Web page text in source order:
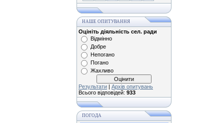
НАШЕ ОПИТУВАННЯ
Оцініть діяльність сел. ради
Відмінно
Добре
Непогано
Погано
Жахливо
Результати | Архів опитувань
Всього відповідей: 933
ПОГОДА